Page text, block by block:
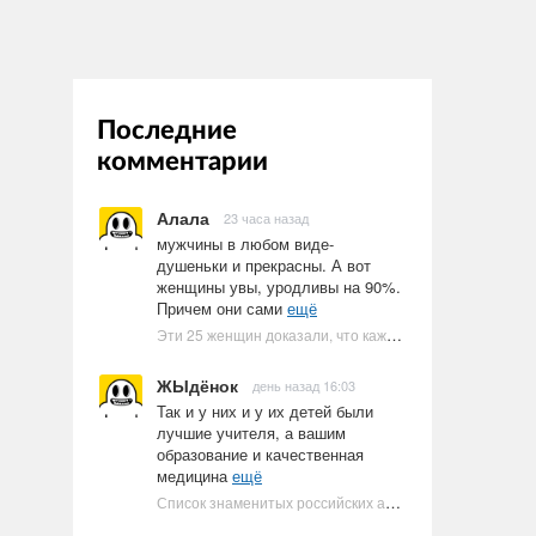
Последние
комментарии
Алала 23 часа назад
мужчины в любом виде-
душеньки и прекрасны. А вот
женщины увы, уродливы на 90%.
Причем они сами ещё
Эти 25 женщин доказали, что каждое тело имеет право быть в бикини
ЖЫдёнок день назад 16:03
Так и у них и у их детей были
лучшие учителя, а вашим
образование и качественная
медицинаещё
Список знаменитых российских артистов-евреев | Ультрамарин